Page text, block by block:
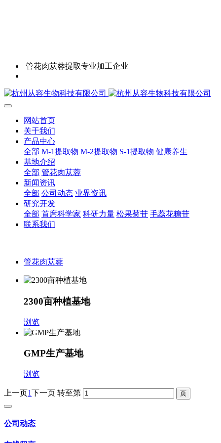
管花肉苁蓉提取专业加工企业
网站首页
关于我们
产品中心
全部 M-1提取物 M-2提取物 S-1提取物 健康养生
基地介绍
全部 管花肉苁蓉
新闻资讯
全部 公司动态 业界资讯
研究开发
全部 首席科学家 科研力量 松果菊苷 毛蕊花糖苷
联系我们
管花肉苁蓉
2300亩种植基地
浏览
GMP生产基地
浏览
上一页1下一页 转至第
公司动态